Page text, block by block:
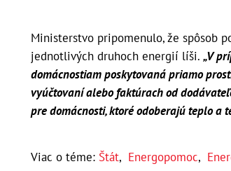
Ministerstvo pripomenulo, že spôsob
jednotlivých druhoch energií líši. „V
domácnostiam poskytovaná priamo
vyúčtovaní alebo faktúrach od
pre domácnosti, ktoré odoberajú teplo a
Viac o téme: Štát, Energopomoc,